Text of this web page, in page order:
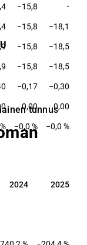
−15,8 -
−15,8 −18,1
−15,8 −18,5
−15,8 −18,5
−0,17 −0,30
0,00 0,00
−0,0 % −0,0 %
tunnus
2024 2025
2024 2025